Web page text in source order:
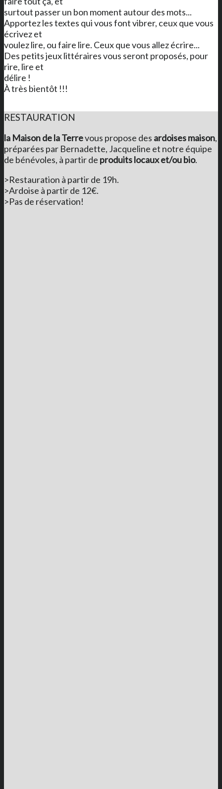
surtout passer un bon moment autour des mots...
Apportez les textes qui vous font vibrer, ceux que vous
écrivez et
voulez lire, ou faire lire. Ceux que vous allez écrire...
Des petits jeux littéraires vous seront proposés, pour
rire, lire et
délire !
À très bientôt !!!
RESTAURATION
la Maison de la Terrevous propose des ardoises maison,
préparées par Bernadette, Jacqueline et notre équipe
de bénévoles, à partir de produits locaux et/ou bio.
>Restauration à partir de 19h.
>Ardoise à partir de 12€.
>Pas de réservation!